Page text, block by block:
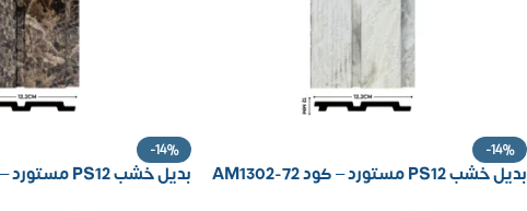
-14%
بديل خشب PS12 مستورد – كود AM1302-72
-14%
بديل خشب PS12 مستورد – كود AM1302-71